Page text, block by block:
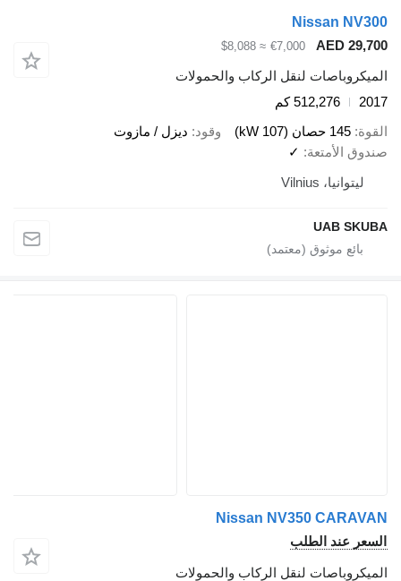
Nissan NV300
AED 29,700
€7,000
≈ $8,088
الميكروباصات لنقل الركاب والحمولات
2017
512,276 كم
القوة 145 حصان (107 kW) وقود ديزل / مازوت
صندوق الأمتعة
✓
ليتوانيا، Vilnius
UAB SKUBA
Nissan NV350 CARAVAN
السعر عند الطلب
الميكروباصات لنقل الركاب والحمولات